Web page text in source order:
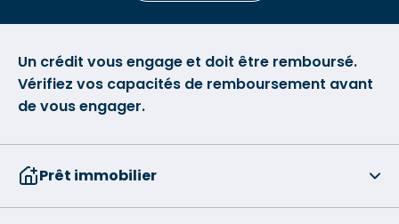
Un crédit vous engage et doit être remboursé.
Vérifiez vos capacités de remboursement avant
de vous engager.
Prêt immobilier